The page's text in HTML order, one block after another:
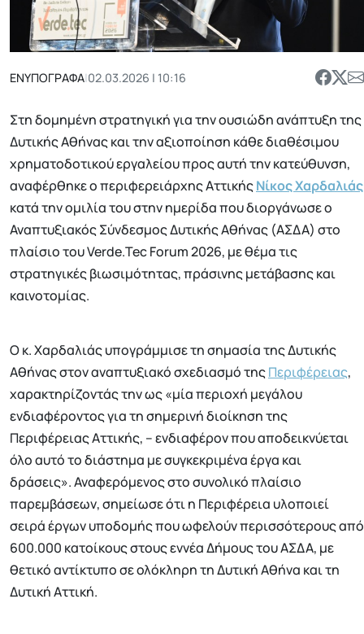
ΕΝΥΠΟΓΡΑΦΑ|02.03.2026 | 10:16
Στη δομημένη στρατηγική για την ουσιώδη ανάπτυξη της
Δυτικής Αθήνας και την αξιοποίηση κάθε διαθέσιμου
χρηματοδοτικού εργαλείου προς αυτή την κατεύθυνση,
αναφέρθηκε ο περιφερειάρχης ΑττικήςΝίκος Χαρδαλιάς
κατά την ομιλία του στην ημερίδα που διοργάνωσε ο
Αναπτυξιακός Σύνδεσμος Δυτικής Αθήνας (ΑΣΔΑ) στο
πλαίσιο του Verde.Tec Forum 2026, με θέμα τις
στρατηγικές βιωσιμότητας, πράσινης μετάβασης και
καινοτομίας.
Ο κ. Χαρδαλιάς υπογράμμισε τη σημασία της Δυτικής
Αθήνας στον αναπτυξιακό σχεδιασμό τηςΠεριφέρειας,
χαρακτηρίζοντάς την ως «μία περιοχή μεγάλου
ενδιαφέροντος για τη σημερινή διοίκηση της
Περιφέρειας Αττικής, – ενδιαφέρον που αποδεικνύεται
όλο αυτό το διάστημα με συγκεκριμένα έργα και
δράσεις». Αναφερόμενος στο συνολικό πλαίσιο
παρεμβάσεων, σημείωσε ότι η Περιφέρεια υλοποιεί
σειρά έργων υποδομής που ωφελούν περισσότερους από
600.000 κατοίκους στους εννέα Δήμους του ΑΣΔΑ, με
θετικό αντίκτυπο σε ολόκληρη τη Δυτική Αθήνα και τη
Δυτική Αττική.